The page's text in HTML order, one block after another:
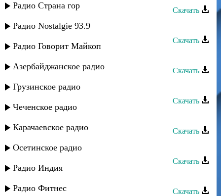
Радио Страна гор
Радио Nostalgie 93.9
Радио Говорит Майкоп
Азербайджанское радио
Грузинское радио
Чеченское радио
Карачаевское радио
Осетинское радио
Радио Индия
Радио Фитнес
Скачать
Гапцах группа - Алина
Скачать
Скачать
Гапцах группа - РикIяй акъудмир
Скачать
Скачать
Гапцах группа - Вил алаз тун
Скачать
Скачать